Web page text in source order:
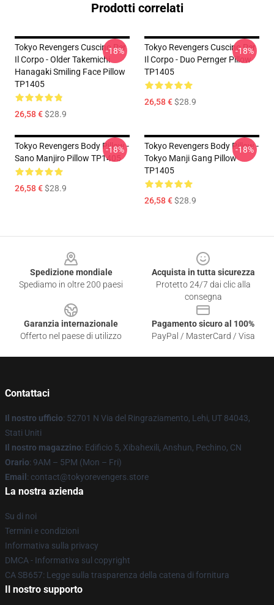
Prodotti correlati
Tokyo Revengers Cuscino Per
Il Corpo - Older Takemichi
Hanagaki Smiling Face Pillow
TP1405
26,58 €$28.9
-18%
Tokyo Revengers Cuscino Per
Il Corpo - Duo Pernger Pillow
TP1405
26,58 €$28.9
-18%
Tokyo Revengers Body Pillow -
Sano Manjiro Pillow TP1405
26,58 €$28.9
-18%
Tokyo Revengers Body Pillow -
Tokyo Manji Gang Pillow
TP1405
26,58 €$28.9
-18%
Spedizione mondiale
Spediamo in oltre 200 paesi
Acquista in tutta sicurezza
Protetto 24/7 dai clic alla
consegna
Garanzia internazionale
Offerto nel paese di utilizzo
Pagamento sicuro al 100%
PayPal / MasterCard / Visa
Contattaci
Il nostro ufficio: 52701 N Via del Ringraziamento, Lehi, UT 84043,
Stati Uniti
Il nostro magazzino: Edificio 5, Xibahexili, Anshun, Pechino, CN
Orario: 9AM – 5PM (Mon – Fri)
Email : contact@tokyorevengers.store
La nostra azienda
Su di noi
Termini e condizioni
Informativa sulla privacy
DMCA - Informativa sul copyright
CA SB657: Legge sulla trasparenza della catena di fornitura
Il nostro supporto